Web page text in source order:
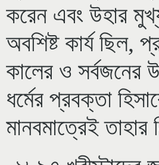
করেন এবং উহার
অবশিষ্ট কার্য ছিল,
কালের ও সর্বজনের
ধর্মের প্রবক্তা
মানবমাত্রেই